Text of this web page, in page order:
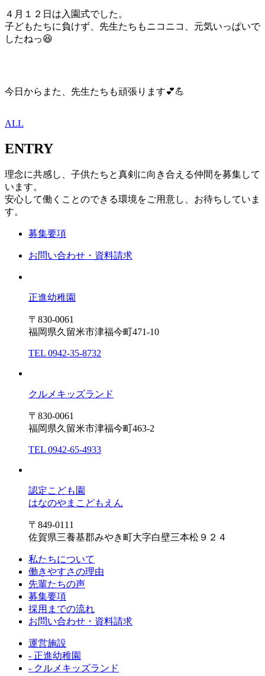
４月１２日は入園式でした。
子どもたちに負けず、先生たちもニコニコ、元気いっぱいで
したねっ😆
今日からまた、先生たちも頑張ります💕💪
ALL
ENTRY
理念に共感し、子供たちと真剣に向き合える仲間を募集して
います。
安心して働くことのできる環境をご用意し、お待ちしていま
す。
募集要項
お問い合わせ・資料請求
正進幼稚園
〒830-0061
福岡県久留米市津福今町471-10
TEL 0942-35-8732
クルメキッズランド
〒830-0061
福岡県久留米市津福今町463-2
TEL 0942-65-4933
認定こども園
はなのやまこどもえん
〒849-0111
佐賀県三養基郡みやき町大字白壁三本松９２４
私たちについて
働きやすさの理由
先輩たちの声
募集要項
採用までの流れ
お問い合わせ・資料請求
運営施設
- 正進幼稚園
- クルメキッズランド